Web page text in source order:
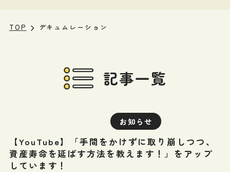
TOP デキュムレーション
記事一覧
お知らせ
【YouTube】「手間をかけずに取り崩しつつ、
資産寿命を延ばす方法を教えます！」をアップ
しています！